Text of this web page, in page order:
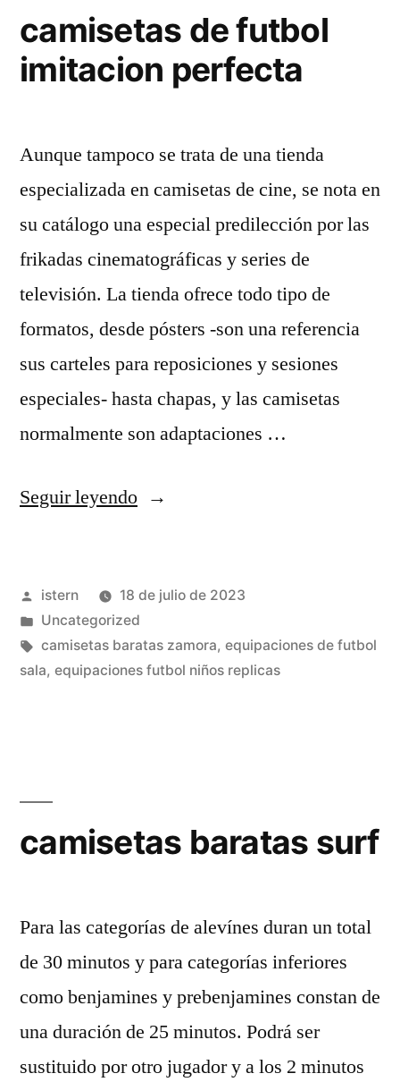
camisetas de futbol
imitacion perfecta
Aunque tampoco se trata de una tienda
especializada en camisetas de cine, se nota en
su catálogo una especial predilección por las
frikadas cinematográficas y series de
televisión. La tienda ofrece todo tipo de
formatos, desde pósters -son una referencia
sus carteles para reposiciones y sesiones
especiales- hasta chapas, y las camisetas
normalmente son adaptaciones …
Seguir leyendo«camisetas
imitacion
perfecta»
Publicado
por
istern
18 de julio de 2023
Publicado
en
Uncategorized
Etiquetas:
camisetas baratas zamora, equipaciones de futbol
sala, equipaciones futbol niños replicas
camisetas baratas surf
Para las categorías de alevínes duran un total
de 30 minutos y para categorías inferiores
como benjamines y prebenjamines constan de
una duración de 25 minutos. Podrá ser
sustituido por otro jugador y a los 2 minutos